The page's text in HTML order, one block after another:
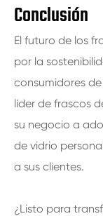
Conclusión
El futuro de los
por la
consumidores
líder de frascos
su negocio a
de vidrio
a sus clientes.
¿Listo para